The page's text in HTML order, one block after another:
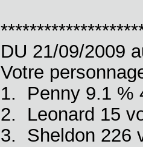
DU 21/09/2009
Votre
1. Penny 9.1 %
2. Leonard 15
3. Sheldon 226